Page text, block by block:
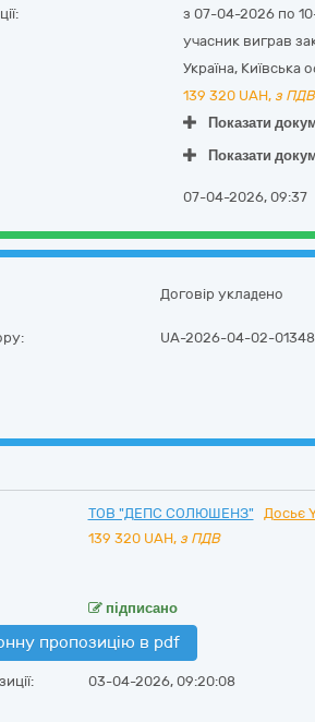
з 07-04-2026 по
учасник виграв
Україна, Київська
139 320 UAH, з ПДВ
Показати
Показати
07-04-2026, 09:37
Договір укладено
UA-2026-04-02-
ТОВ "ДЕПС СОЛЮШЕНЗ"
Досьє
139 320 UAH, з ПДВ
підписано
пропозицію в pdf
03-04-2026, 09:20:08